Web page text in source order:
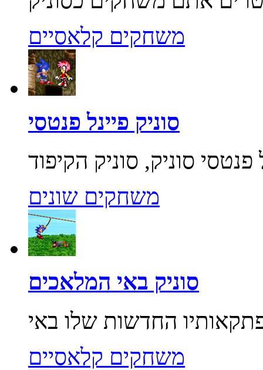
משחקים קלאסיים
סוניק פיינל פנטסי
משחקים שונים
סוניק באי המלאכים
משחקים קלאסיים